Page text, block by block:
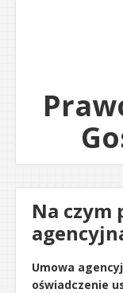
Na czym
Umowa
oświadczenie